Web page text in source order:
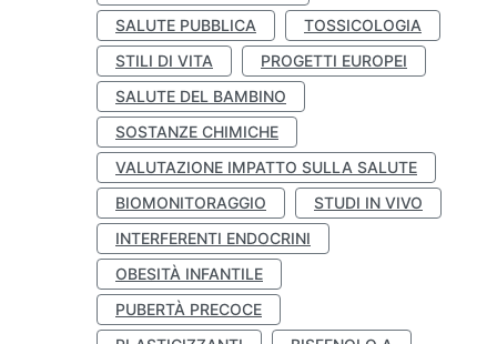
SALUTE PUBBLICA
TOSSICOLOGIA
STILI DI VITA
PROGETTI EUROPEI
SALUTE DEL BAMBINO
SOSTANZE CHIMICHE
VALUTAZIONE IMPATTO SULLA SALUTE
BIOMONITORAGGIO
STUDI IN VIVO
INTERFERENTI ENDOCRINI
OBESITÀ INFANTILE
PUBERTÀ PRECOCE